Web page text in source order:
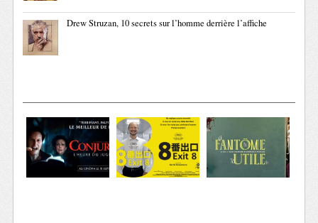
Drew Struzan, 10 secrets sur l’homme derrière l’affiche